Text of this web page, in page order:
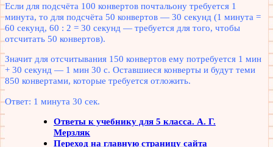
Если для подсчёта 100 конвертов почтальону требуется 1
минута, то для подсчёта 50 конвертов — 30 секунд (1 минута =
60 секунд, 60 : 2 = 30 секунд — требуется для того, чтобы
отсчитать 50 конвертов).
Значит для отсчитывания 150 конвертов ему потребуется 1 мин
+ 30 секунд — 1 мин 30 с. Оставшиеся конверты и будут теми
850 конвертами, которые требуется отложить.
Ответ: 1 минута 30 сек.
Ответы к учебнику для 5 класса. А. Г.
Мерзляк
Переход на главную страницу сайта